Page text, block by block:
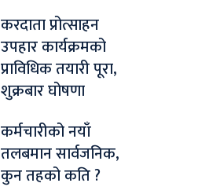
करदाता प्रोत्साहन
उपहार कार्यक्रमको
प्राविधिक तयारी पूरा,
शुक्रबार घोषणा
कर्मचारीको नयाँ
तलबमान सार्वजनिक,
कुन तहको कति ?